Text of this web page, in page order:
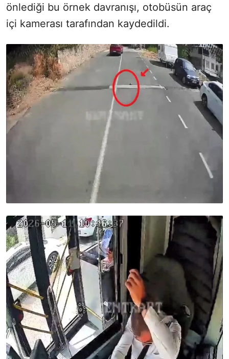
önlediği bu örnek davranışı, otobüsün araç
içi kamerası tarafından kaydedildi.